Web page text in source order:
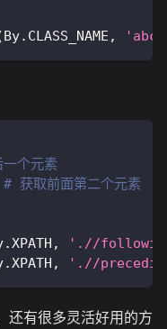
By. CLASS_NAME , 'abc'
个元素
# 获取前面第二个元素
.XPATH ,
'.//
.XPATH , './/
还有很多灵活好用的方